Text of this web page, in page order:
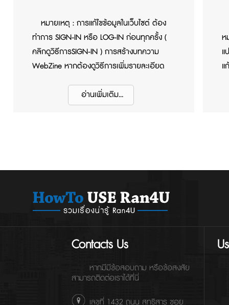
หมายเหตุ : การแก้ไขข้อมูลในเว็บไซต์ ต้อง
ทำการ SIGN-IN หรือ LOG-IN ก่อนทุกครั้ง (
คลิกดูวิธีการSIGN-IN ) การสร้างบทความ
WebZine หากต้องดูวิธีการเพิ่มรายละเอียด
อ่านเพิ่มเติม...
ห
แ
แ
Contacts Us
หากมีมีข้อสอบถาม หรือข้อสงสัย
สามารถติดต่อเราได้ที่นี่
เลขที่ 1432 ถนน สุทธิสาร ซอย